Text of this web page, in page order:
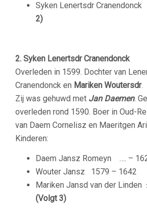
Syken Lenertsdr
2)
2. Syken Lenertsdr Cranendonck
Overleden in 1599. Dochter van
Cranendonck en Mariken Woutersdr.
Zij was gehuwd met Jan Daemen.
overleden rond 1590. Boer in Oud-
van Daem Cornelisz en Maeritgen
Kinderen:
Daem Jansz Romeyn …. –
Wouter Jansz 1579 – 1642
Mariken Jansd van der Linden
(Volgt 3)